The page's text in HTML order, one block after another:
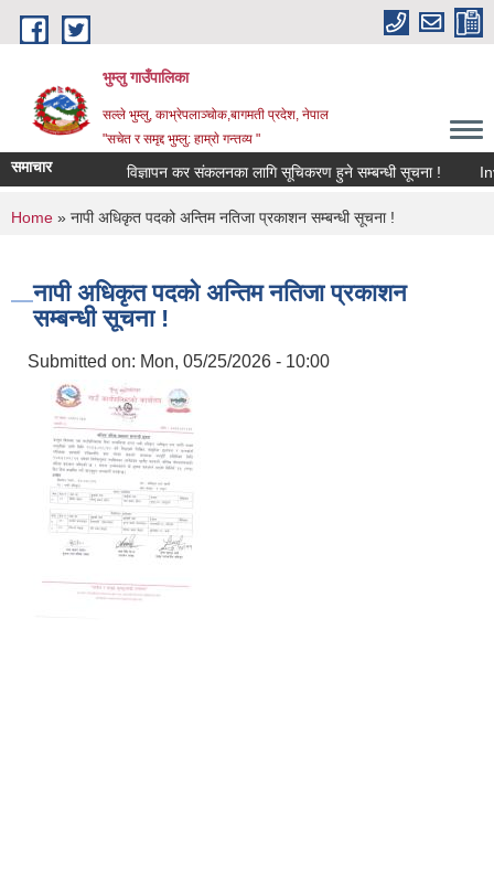
Skip to main content
भुम्लु गाउँपालिका
सल्ले भुम्लु, काभ्रेपलाञ्चोक,बागमती प्रदेश, नेपाल
"सचेत र समृद्द भुम्लु: हाम्राे गन्तव्य "
समाचार विज्ञापन कर संकलनका लागि सूचिकरण हुने सम्बन्धी सूचना !
You are here
Home » नापी अधिकृत पदको अन्तिम नतिजा प्रकाशन सम्बन्धी सूचना !
नापी अधिकृत पदको अन्तिम नतिजा प्रकाशन
सम्बन्धी सूचना !
Submitted on: Mon, 05/25/2026 - 10:00